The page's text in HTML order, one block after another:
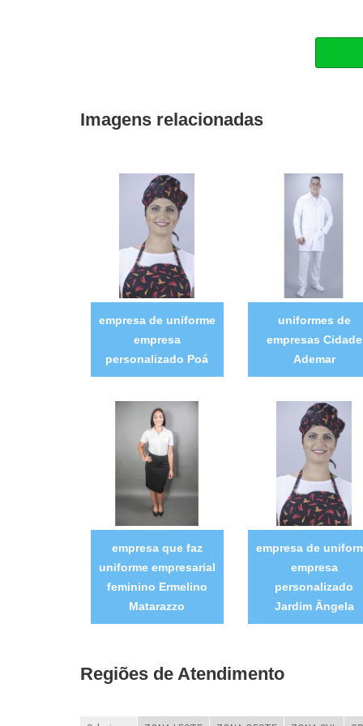
Imagens relacionadas
empresa de uniforme
empresa
personalizado Poá
uniformes de
empresas Cidade
Ademar
empresa que faz
uniforme empresarial
feminino Ermelino
Matarazzo
empresa de
empresa
personalizado
Jardim Ângela
Regiões de Atendimento